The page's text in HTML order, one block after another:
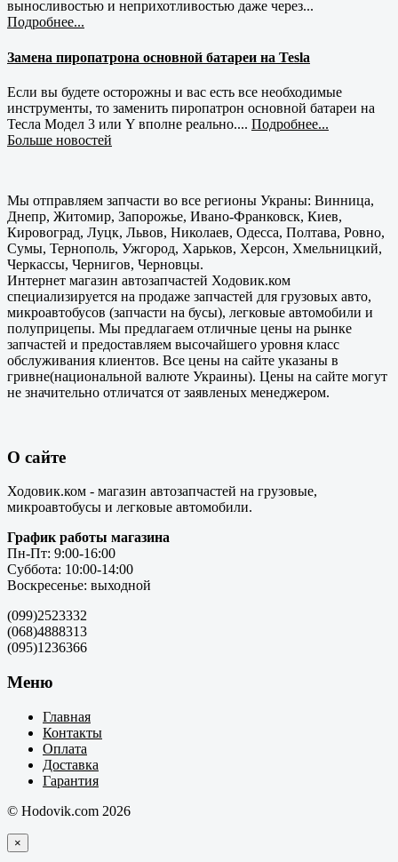
выносливостью и неприхотливостью даже через...
Подробнее...
Замена пиропатрона основной батареи на Tesla
Если вы будете осторожны и вас есть все необходимые
инструменты, то заменить пиропатрон основной батареи на
Тесла Модел 3 или Y вполне реально.... Подробнее...
Больше новостей
Мы отправляем запчасти во все регионы Украны: Винница,
Днепр, Житомир, Запорожье, Ивано-Франковск, Киев,
Кировоград, Луцк, Львов, Николаев, Одесса, Полтава, Ровно,
Сумы, Тернополь, Ужгород, Харьков, Херсон, Хмельницкий,
Черкассы, Чернигов, Черновцы.
Интернет магазин автозапчастей Ходовик.ком
специализируется на продаже запчастей для грузовых авто,
микроавтобусов (запчасти на бусы), легковые автомобили и
полуприцепы. Мы предлагаем отличные цены на рынке
запчастей и предоставляем высочайшего уровня класс
обслуживания клиентов. Все цены на сайте указаны в
гривне(национальной валюте Украины). Цены на сайте могут
не значительно отличатся от заявленых менеджером.
О сайте
Ходовик.ком - магазин автозапчастей на грузовые,
микроавтобусы и легковые автомобили.
График работы магазина
Пн-Пт: 9:00-16:00
Суббота: 10:00-14:00
Воскресенье: выходной
(099)2523332
(068)4888313
(095)1236366
Меню
Главная
Контакты
Оплата
Доставка
Гарантия
© Hodovik.com 2026
×